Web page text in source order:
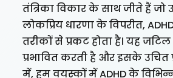
तंत्रिका विकार के साथ जीते हैं
लोकप्रिय धारणा के विपरीत,
तरीकों से प्रकट होता है। यह
प्रभावित करती है और इसके
में, हम वयस्कों में ADHD के